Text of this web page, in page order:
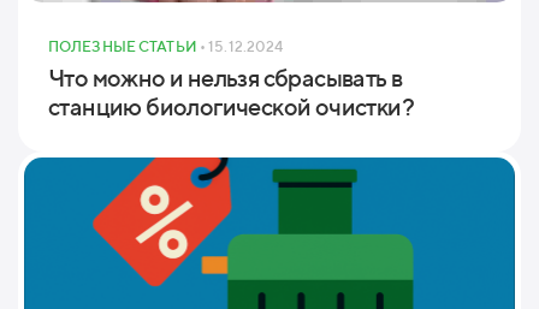
ПОЛЕЗНЫЕ СТАТЬИ • 15.12.2024
Что можно и нельзя сбрасывать в
станцию биологической очистки?